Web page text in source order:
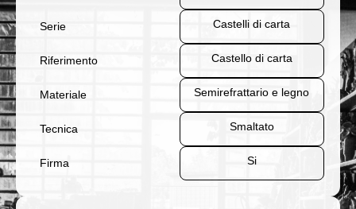
Serie Castelli di carta
Riferimento Castello di carta
Materiale Semirefrattario e legno
Tecnica Smaltato
Firma Si